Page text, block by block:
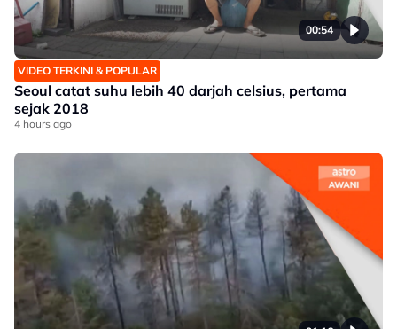
00:54
VIDEO TERKINI & POPULAR
Seoul catat suhu lebih 40 darjah celsius, pertama
sejak 2018
4 hours ago